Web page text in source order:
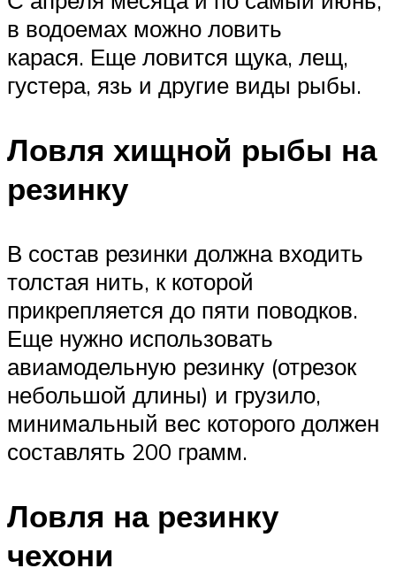
в водоемах можно ловить
карася. Еще ловится щука, лещ,
густера, язь и другие виды рыбы.
Ловля хищной рыбы на
резинку
В состав резинки должна входить
толстая нить, к которой
прикрепляется до пяти поводков.
Еще нужно использовать
авиамодельную резинку (отрезок
небольшой длины) и грузило,
минимальный вес которого должен
составлять 200 грамм.
Ловля на резинку
чехони